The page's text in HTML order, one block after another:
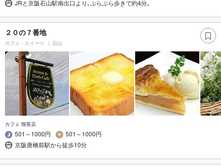
JRと京阪石山駅南出口より､ぶらぶら歩きで約4分｡
２０の７番地
カフェ・スイーツ 石山
カフェ 喫茶店
501～1000円
501～1000円
京阪唐橋前駅から徒歩10分